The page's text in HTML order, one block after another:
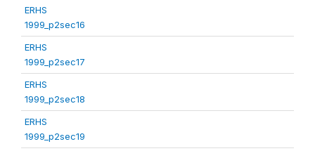
ERHS
1999_p2sec16
ERHS
1999_p2sec17
ERHS
1999_p2sec18
ERHS
1999_p2sec19